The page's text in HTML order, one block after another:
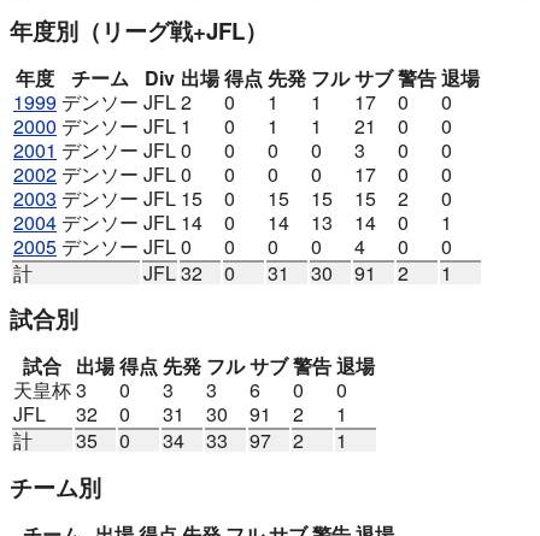
年度別 （リーグ戦+JFL）
年度 チーム Div 出場得点 先発 フルサブ警告退場
1999 デンソー JFL2 0 1 1 17 0
0
2000 デンソー JFL 1 0 1 1 21 0
0
2001 デンソー JFL0 0 0 0 3 0
0
2002 デンソー JFL0 0 0 0 17 0
0
2003 デンソー JFL 15 0 15 15 15 2
0
2004 デンソー JFL 14 0 14 13 14 0
1
2005 デンソー JFL0 0 0 0 4 0
0
計
JFL32 0 31 30 91 2 1
試合別
試合 出場得点 先発 フルサブ警告退場
天皇杯3 0 3 3 6 0
0
JFL
32 0 31 30 91 2
1
計
35 0 34 33 97 2 1
チーム別